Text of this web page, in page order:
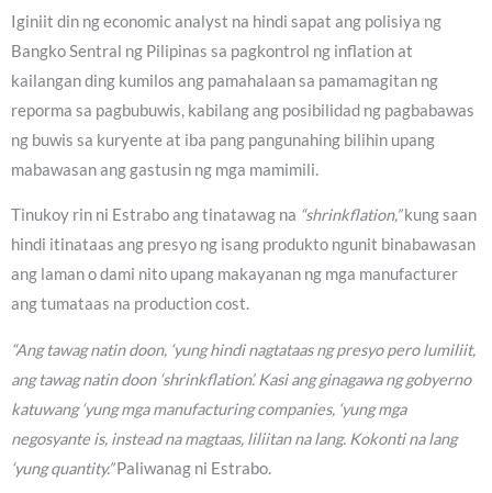
Iginiit din ng economic analyst na hindi sapat ang polisiya ng
Bangko Sentral ng Pilipinas sa pagkontrol ng inflation at
kailangan ding kumilos ang pamahalaan sa pamamagitan ng
reporma sa pagbubuwis, kabilang ang posibilidad ng pagbabawas
ng buwis sa kuryente at iba pang pangunahing bilihin upang
mabawasan ang gastusin ng mga mamimili.
Tinukoy rin ni Estrabo ang tinatawag na “shrinkflation,”kung saan
hindi itinataas ang presyo ng isang produkto ngunit binabawasan
ang laman o dami nito upang makayanan ng mga manufacturer
ang tumataas na production cost.
“Ang tawag natin doon, ‘yung hindi nagtataas ng presyo pero lumiliit,
ang tawag natin doon ‘shrinkflation’. Kasi ang ginagawa ng gobyerno
katuwang ‘yung mga manufacturing companies, ‘yung mga
negosyante is, instead na magtaas, liliitan na lang. Kokonti na lang
‘yung quantity.”Paliwanag ni Estrabo.